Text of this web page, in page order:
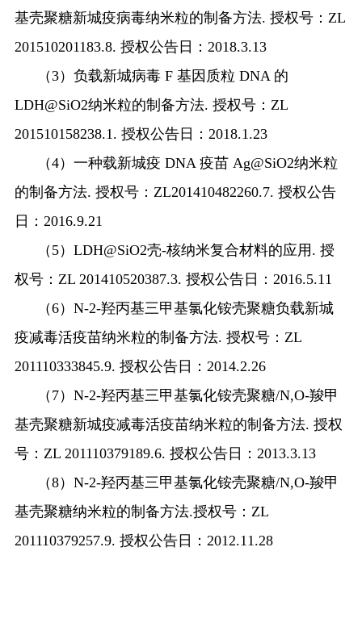
基壳聚糖新城疫病毒纳米粒的制备方法. 授权号： ZL
201510201183.8. 授权公告日： 2018.3.13
（3）负载新城病毒F 基因质粒 DNA 的
LDH@SiO2纳米粒的制备方法. 授权号： ZL
201510158238.1. 授权公告日： 2018.1.23
（4）一种载新城疫 DNA 疫苗Ag@SiO2纳米粒
的制备方法. 授权号： ZL201410482260.7. 授权公告
日： 2016.9.21
（ 5） LDH@SiO2壳-核纳米复合材料的应用 . 授
权号： ZL 201410520387.3. 授权公告日： 2016.5.11
（6） N-2-羟丙基三甲基氯化铵壳聚糖负载新城
疫减毒活疫苗纳米粒的制备方法. 授权号： ZL
201110333845.9. 授权公告日： 2014.2.26
（ 7） N-2-羟丙基三甲基氯化铵壳聚糖/N,O-羧甲
基壳聚糖新城疫减毒活疫苗纳米粒的制备方法. 授权
号： ZL 201110379189.6. 授权公告日： 2013.3.13
（8） N-2-羟丙基三甲基氯化铵壳聚糖/N,O-羧甲
基壳聚糖纳米粒的制备方法.授权号： ZL
201110379257.9. 授权公告日： 2012.11.28